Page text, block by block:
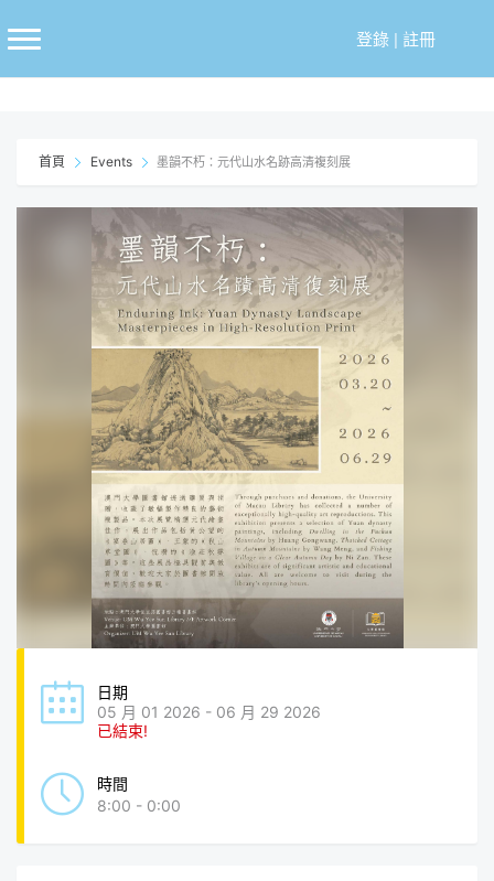
至
登錄| 註冊
首頁 Events 墨韻不朽：元代山水名跡高清複刻展
日期
05 月 01 2026 - 06 月 29 2026
已結束!
時間
8:00 - 0:00